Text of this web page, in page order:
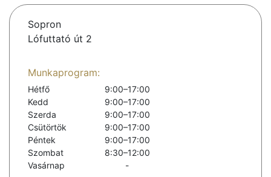
Sopron
Lófuttató út 2
Munkaprogram:
Hétfő
9:00–17:00
Kedd
9:00–17:00
Szerda
9:00–17:00
Csütörtök
9:00–17:00
Péntek
9:00–17:00
Szombat
8:30–12:00
Vasárnap
-